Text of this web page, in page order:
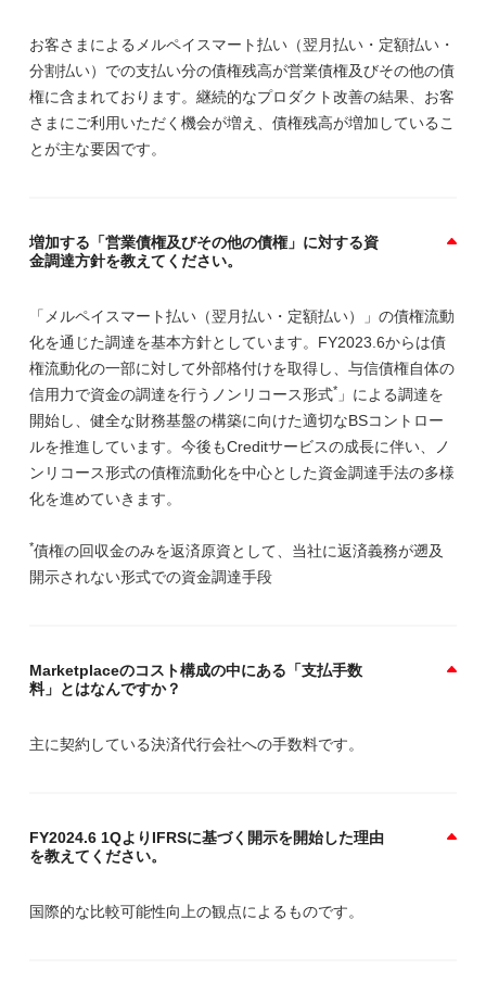
お客さまによるメルペイスマート払い（翌月払い・定額払い・
分割払い）での支払い分の債権残高が営業債権及びその他の債
権に含まれております。継続的なプロダクト改善の結果、お客
さまにご利用いただく機会が増え、債権残高が増加しているこ
とが主な要因です。
増加する「営業債権及びその他の債権」に対する資
金調達方針を教えてください。
「メルペイスマート払い（翌月払い・定額払い）」の債権流動
化を通じた調達を基本方針としています。FY2023.6からは債
権流動化の一部に対して外部格付けを取得し、与信債権自体の
信用力で資金の調達を行うノンリコース形式* 」による調達を
開始し、健全な財務基盤の構築に向けた適切なBSコントロー
ルを推進しています。今後もCreditサービスの成長に伴い、ノ
ンリコース形式の債権流動化を中心とした資金調達手法の多様
化を進めていきます。
*債権の回収金のみを返済原資として、当社に返済義務が遡及
開示されない形式での資金調達手段
Marketplaceのコスト構成の中にある「支払手数
料」とはなんですか？
主に契約している決済代行会社への手数料です。
FY2024.6 1QよりIFRSに基づく開示を開始した理由
を教えてください。
国際的な比較可能性向上の観点によるものです。